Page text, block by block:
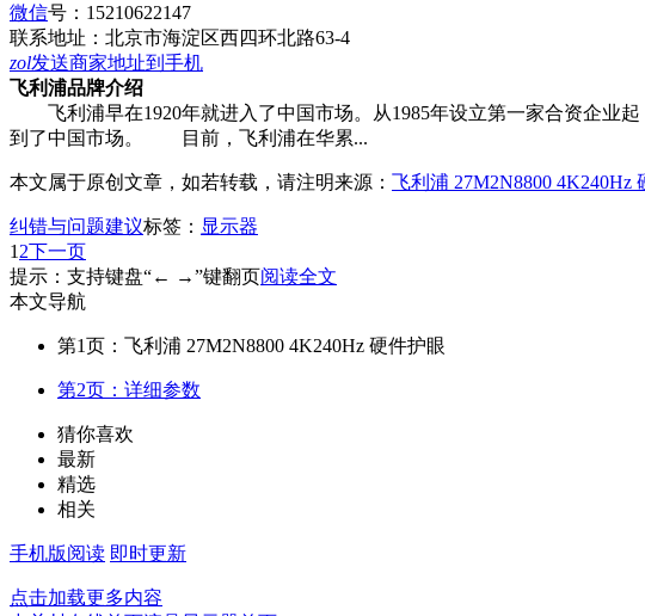
微信号： 15210622147
联系地址： 北京市海淀区西四环北路63-4
zol发送商家地址到手机
飞利浦品牌介绍
飞利浦早在1920年就进入了中国市场。从1985年设立第一家合资企业
到了中国市场。 目前，飞利浦在华累...
本文属于原创文章，如若转载，请注明来源： 飞利浦 27M2N8800 4K240Hz
纠错与问题建议标签： 显示器
1 2下一页
提示：支持键盘“← →”键翻页阅读全文
本文导航
第1页：飞利浦 27M2N8800 4K240Hz 硬件护眼
第2页：详细参数
猜你喜欢
最新
精选
相关
手机版阅读 即时更新
点击加载更多内容